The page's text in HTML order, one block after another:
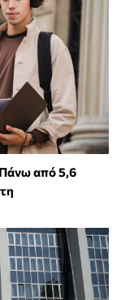
από 5,6